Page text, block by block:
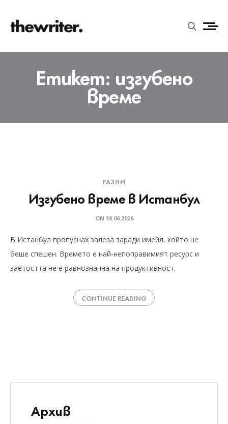
Етикет: изгубено
време
РАЗНИ
Изгубено време в Истанбул
ON 18.06.2026
В Истанбул пропуснах залеза заради имейл, който не
беше спешен. Времето е най-непоправимият ресурс и
заетостта не е равнозначна на продуктивност.
CONTINUE READING
Архив